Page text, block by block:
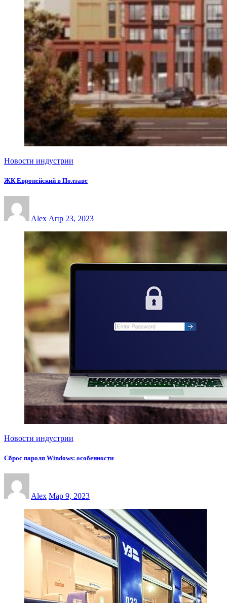
Новости индустрии
ЖК Европейский в Полтаве
Alex Апр 23, 2023
Новости индустрии
Сброс пароля Windows: особенности
Alex Мар 9, 2023